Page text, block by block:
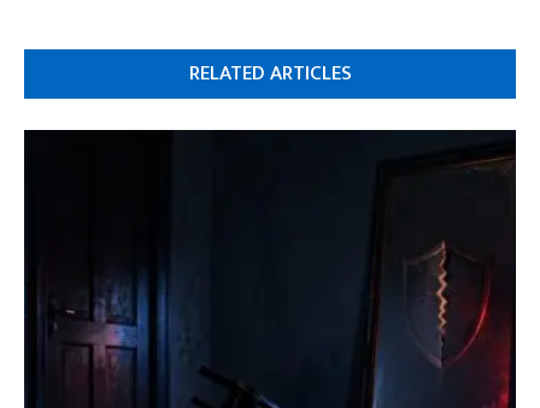
RELATED ARTICLES